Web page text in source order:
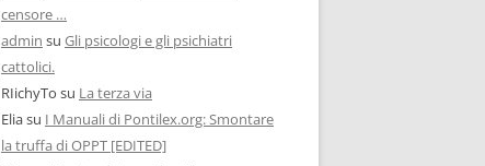
censore …
admin su Gli psicologi e gli psichiatri
cattolici.
RIichyTo su La terza via
Eliasu I Manuali di Pontilex.org: Smontare
la truffa di OPPT [EDITED]